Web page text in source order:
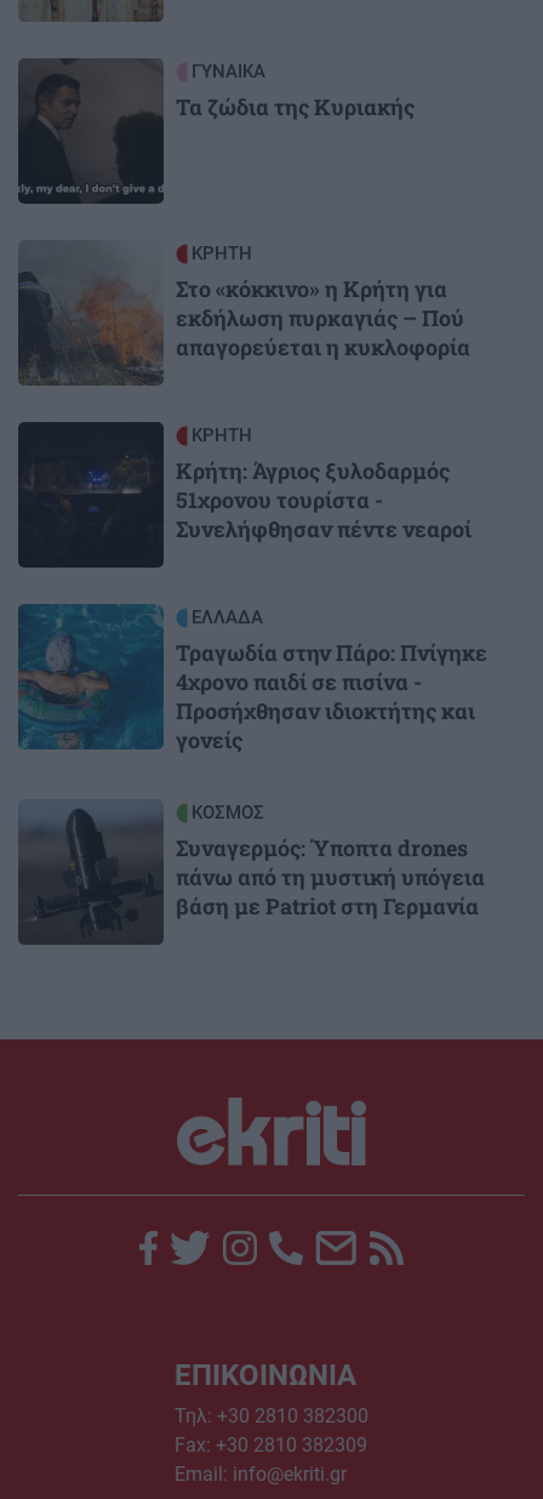
Image ΓΥΝΑΙΚΑ
Τα ζώδια της Κυριακής
ΚΡΗΤΗ
Στο «κόκκινο» η Κρήτη για
εκδήλωση πυρκαγιάς – Πού
απαγορεύεται η κυκλοφορία
ΚΡΗΤΗ
Κρήτη: Άγριος ξυλοδαρμός
51χρονου τουρίστα -
Συνελήφθησαν πέντε νεαροί
Image ΕΛΛΑΔΑ
Τραγωδία στην Πάρο: Πνίγηκε
4χρονο παιδί σε πισίνα -
Προσήχθησαν ιδιοκτήτης και
γονείς
Image ΚΟΣΜΟΣ
Συναγερμός: Ύποπτα drones
πάνω από τη μυστική υπόγεια
βάση με Patriot στη Γερμανία
ΕΠΙΚΟΙΝΩΝΙΑ
Τηλ: +30 2810 382300
Fax: +30 2810 382309
Email: info@ekriti.gr